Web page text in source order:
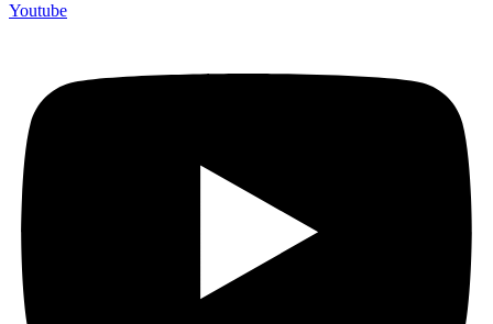
Youtube